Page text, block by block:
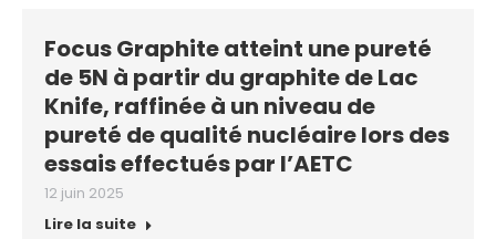
Focus Graphite atteint une pureté
de 5N à partir du graphite de Lac
Knife, raffinée à un niveau de
pureté de qualité nucléaire lors des
essais effectués par l’AETC
12 juin 2025
Lire la suite